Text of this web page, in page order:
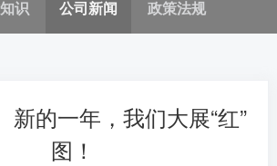
识 公司新闻 政策法规
新的一年，我们大展“红”
图！